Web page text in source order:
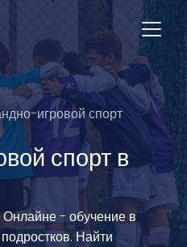
игровой спорт
спорт в
- обучение в
Найти